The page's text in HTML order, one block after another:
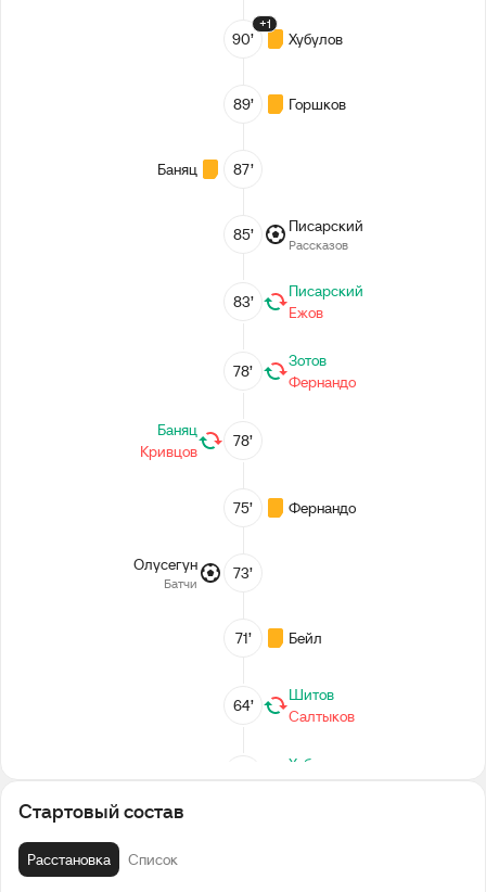
90’
+1
Хубулов
89’ Горшков
87’
Баняц
85’ Писарский
Рассказов
83’
Писарский
Ежов
78’
Зотов
Фернандо
78’
Баняц
Кривцов
75’ Фернандо
73’
Олусегун
Батчи
71’ Бейл
64’
Шитов
Салтыков
Хубулов
Стартовый состав
Расстановка Список